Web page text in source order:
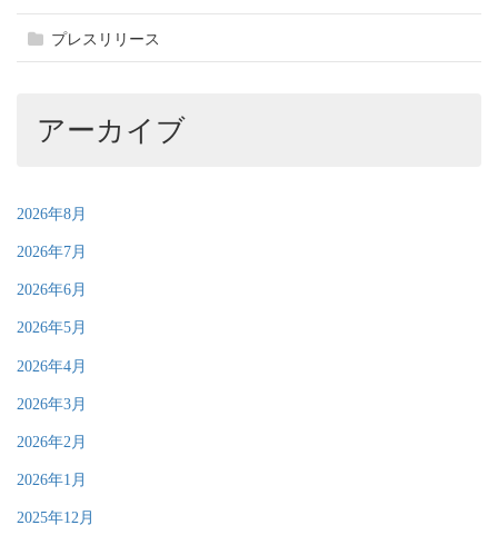
プレスリリース
アーカイブ
2026年8月
2026年7月
2026年6月
2026年5月
2026年4月
2026年3月
2026年2月
2026年1月
2025年12月